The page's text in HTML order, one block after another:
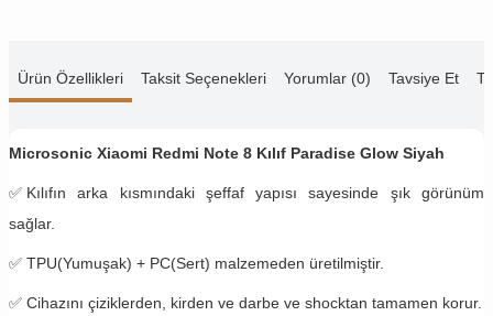
Ürün Özellikleri Taksit Seçenekleri Yorumlar (0) Tavsiye Et
Microsonic Xiaomi Redmi Note 8 Kılıf Paradise Glow Siyah
✅ Kılıfın arka kısmındaki şeffaf yapısı sayesinde şık görünüm
sağlar.
✅ TPU(Yumuşak) + PC(Sert) malzemeden üretilmiştir.
✅ Cihazını çiziklerden, kirden ve darbe ve shocktan tamamen korur.